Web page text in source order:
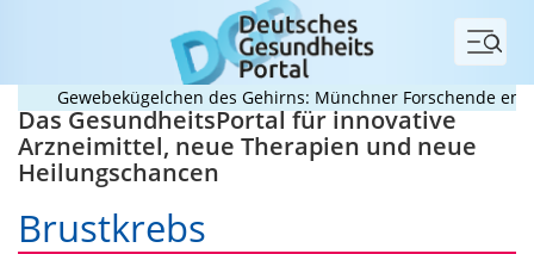
Menü
Gewebekügelchen des Gehirns: Münchner Forschende
Das GesundheitsPortal für innovative
Arzneimittel, neue Therapien und neue
Heilungschancen
Brustkrebs